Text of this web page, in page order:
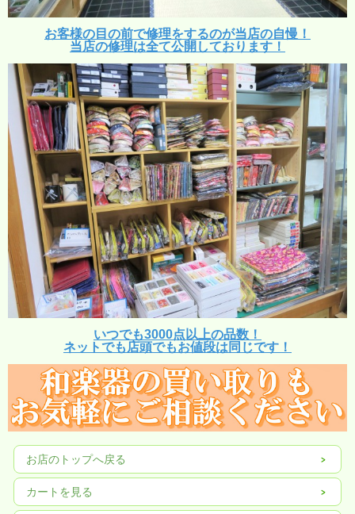
お客様の目の前で修理をするのが当店の自慢！
当店の修理は全て公開しております！
いつでも3000点以上の品数！
ネットでも店頭でもお値段は同じです！
お店のトップへ戻る
カートを見る